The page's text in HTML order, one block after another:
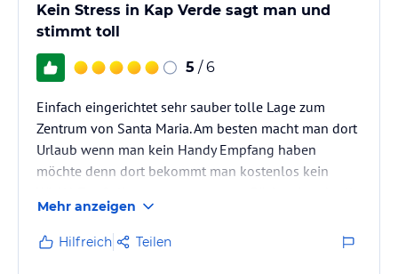
Kein Stress in Kap Verde sagt man und
stimmt toll
5 / 6
Einfach eingerichtet sehr sauber tolle Lage zum
Zentrum von Santa Maria. Am besten macht man dort
Urlaub wenn man kein Handy Empfang haben
möchte denn dort bekommt man kostenlos kein
einheimische lokale in der nähe super Ausblick aufs
Meer 3 Etage
Mehr anzeigen
Hilfreich Teilen